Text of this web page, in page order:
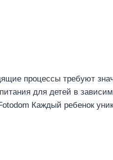
процессы требуют
для детей в
Каждый ребенок